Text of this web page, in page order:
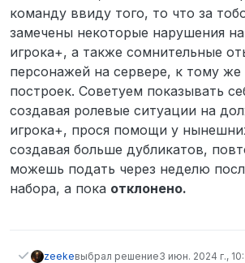
команду ввиду того, то что за
замечены некоторые нарушения
игрока+, а также сомнительные
персонажей на сервере, к тому же
построек. Советуем показывать
создавая ролевые ситуации на
игрока+, прося помощи у
создавая больше дубликатов,
можешь подать через неделю
набора, а пока отклонено.
zeekевыбрал решение3 июн. 2024 г.,